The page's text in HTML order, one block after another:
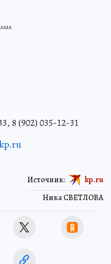
8 (902) 035-12-31
Ника СВЕТЛОВА
Источник: kp.ru